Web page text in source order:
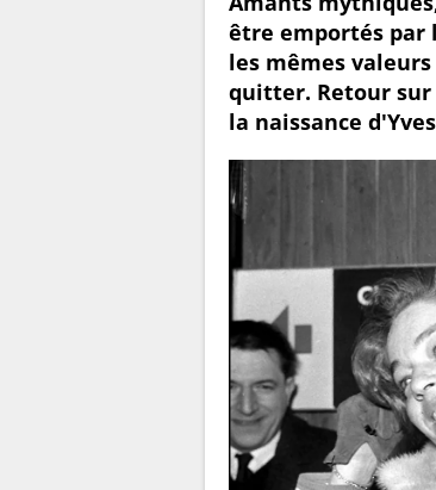
être emportés par
les mêmes
quitter. Retour sur
la naissance